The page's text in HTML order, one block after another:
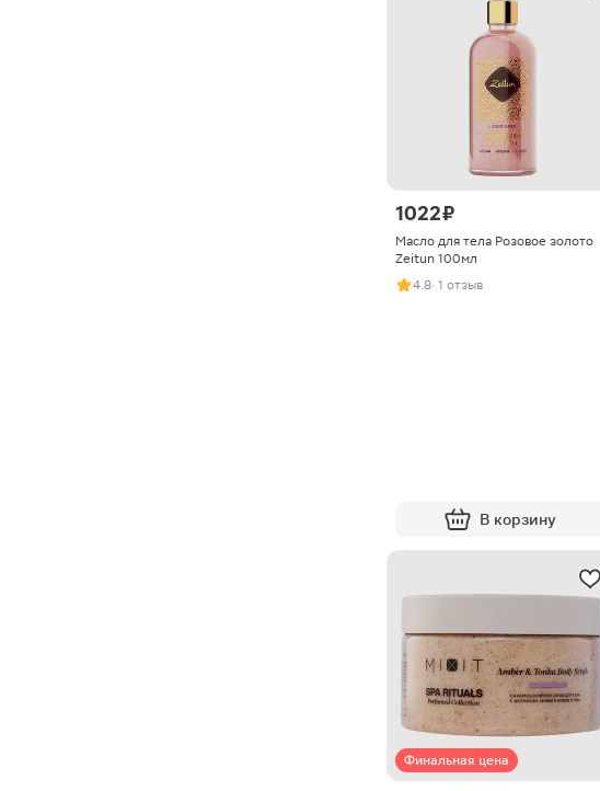
1022 ₽
Масло для тела Розовое золото
Zeitun 100мл
4.8· 1 отзыв
В корзину
Финальная цена